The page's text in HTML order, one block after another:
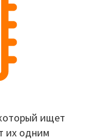
ищет
их одним